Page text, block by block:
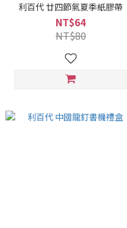
利百代 廿四節氣夏季紙膠帶
NT$64
NT$80